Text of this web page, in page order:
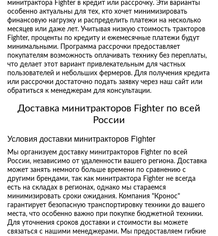
минитрактора Fighter в кредит или рассрочку. Эти варианты
особенно актуальны для тех, кто хочет минимизировать
финансовую нагрузку и распределить платежи на несколько
месяцев или даже лет. Учитывая низкую стоимость тракторов
Fighter, проценты по кредиту и ежемесячные платежи будут
минимальными. Программа рассрочки предоставляет
покупателям возможность оплачивать технику без переплаты,
что делает этот вариант привлекательным для частных
пользователей и небольших фермеров. Для получения кредита
или рассрочки достаточно подать заявку через наш сайт или
обратиться к менеджерам для консультации.
Доставка минитракторов Fighter по всей
России
Условия доставки минитракторов Fighter
Мы организуем доставку минитракторов Fighter по всей
России, независимо от удаленности вашего региона. Доставка
может занять немного больше времени по сравнению с
другими брендами, так как минитрактора Fighter не всегда
есть на складах в регионах, однако мы стараемся
минимизировать сроки ожидания. Компания "Кронос"
гарантирует безопасную транспортировку техники до вашего
места, что особенно важно при покупке бюджетной техники.
Для уточнения сроков доставки и стоимости вы можете
связаться с нашими менеджерами. Мы предоставляем гибкие